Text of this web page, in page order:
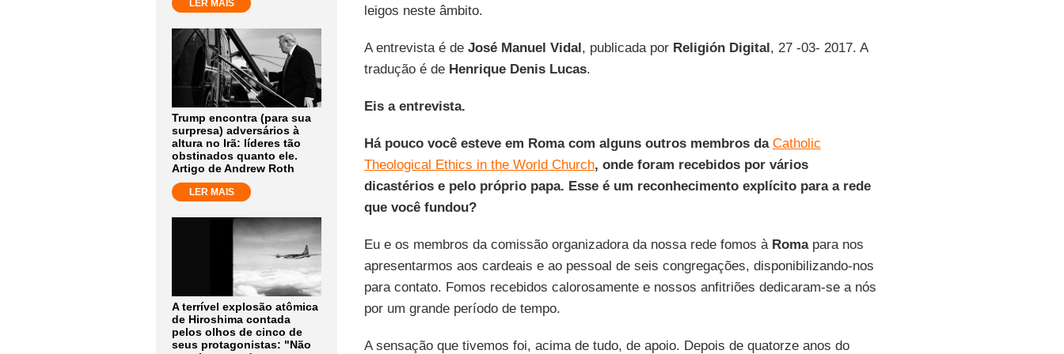
LER MAIS
Trump encontra (para sua
surpresa) adversários à
altura no Irã: líderes tão
obstinados quanto ele.
Artigo de Andrew Roth
LER MAIS
A terrível explosão atômica
de Hiroshima contada
pelos olhos de cinco de
seus protagonistas: "Não
leigos neste âmbito.
A entrevista é de José Manuel Vidal, publicada por Religión Digital, 27 -03- 2017. A
tradução é de Henrique Denis Lucas.
Eis a entrevista.
Há pouco você esteve em Roma com alguns outros membros da Catholic
Theological Ethics in the World Church, onde foram recebidos por vários
dicastérios e pelo próprio papa. Esse é um reconhecimento explícito para a rede
que você fundou?
Eu e os membros da comissão organizadora da nossa rede fomos à Romapara nos
apresentarmos aos cardeais e ao pessoal de seis congregações, disponibilizando-nos
para contato. Fomos recebidos calorosamente e nossos anfitriões dedicaram-se a nós
por um grande período de tempo.
A sensação que tivemos foi, acima de tudo, de apoio. Depois de quatorze anos do